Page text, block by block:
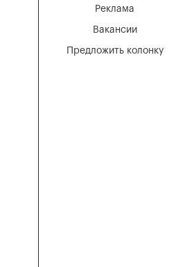
Вакансии
Реклама
Предложить колонку